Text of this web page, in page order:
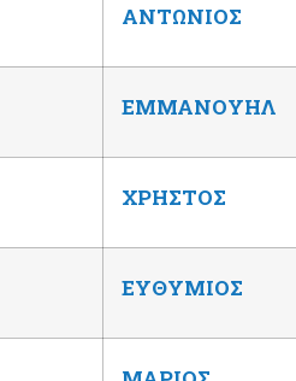
ΑΝΤΩΝΙΟΣ
ΕΜΜΑΝΟΥΗΛ
ΧΡΗΣΤΟΣ
ΕΥΘΥΜΙΟΣ